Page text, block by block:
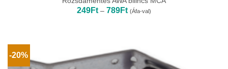
249Ft – 789FtÁrtartomány:
249Ft
(Áfa-val)
-20%